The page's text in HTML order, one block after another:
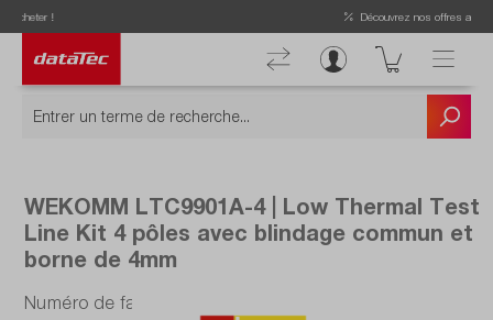
WEKOMM LTC9901A-4 | Low Thermal Test
Line Kit 4 pôles avec blindage commun et
borne de 4mm
Numéro de fabrication : LTC9901A-4
Now viewing Points forts section